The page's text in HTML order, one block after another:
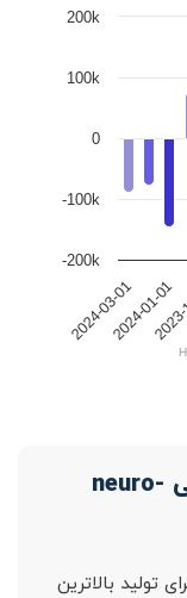
2024-03-012024-01-01
-200k
-100k
0
100k
200k
نحوه استفاده از هوش مصنوعی neuro-
تولید بالاترین